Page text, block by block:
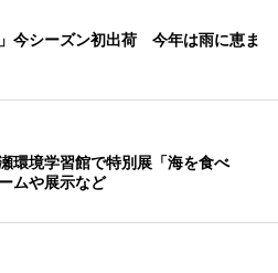
」今シーズン初出荷 今年は雨に恵ま
環境学習館で特別展「海を食べ
ムや展示など